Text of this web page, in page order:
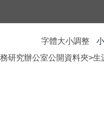
字體大小調整 小
研究辦公室公開資料夾>生